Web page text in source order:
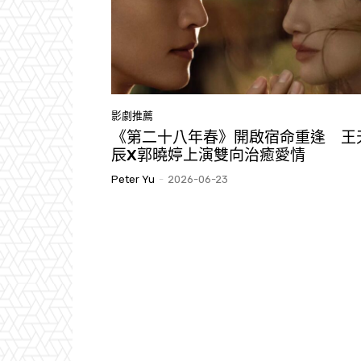
影劇推薦
《第二十八年春》開啟宿命重逢 王
辰X郭曉婷上演雙向治癒愛情
Peter Yu - 2026-06-23